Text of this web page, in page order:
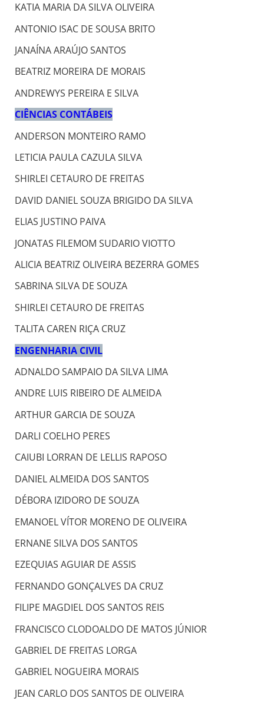
KATIA MARIA DA SILVA OLIVEIRA
ANTONIO ISAC DE SOUSA BRITO
JANAÍNA ARAÚJO SANTOS
BEATRIZ MOREIRA DE MORAIS
ANDREWYS PEREIRA E SILVA
CIÊNCIAS CONTÁBEIS
ANDERSON MONTEIRO RAMO
LETICIA PAULA CAZULA SILVA
SHIRLEI CETAURO DE FREITAS
DAVID DANIEL SOUZA BRIGIDO DA SILVA
ELIAS JUSTINO PAIVA
JONATAS FILEMOM SUDARIO VIOTTO
ALICIA BEATRIZ OLIVEIRA BEZERRA GOMES
SABRINA SILVA DE SOUZA
SHIRLEI CETAURO DE FREITAS
TALITA CAREN RIÇA CRUZ
ENGENHARIA CIVIL
ADNALDO SAMPAIO DA SILVA LIMA
ANDRE LUIS RIBEIRO DE ALMEIDA
ARTHUR GARCIA DE SOUZA
DARLI COELHO PERES
CAIUBI LORRAN DE LELLIS RAPOSO
DANIEL ALMEIDA DOS SANTOS
DÉBORA IZIDORO DE SOUZA
EMANOEL VÍTOR MORENO DE OLIVEIRA
ERNANE SILVA DOS SANTOS
EZEQUIAS AGUIAR DE ASSIS
FERNANDO GONÇALVES DA CRUZ
FILIPE MAGDIEL DOS SANTOS REIS
FRANCISCO CLODOALDO DE MATOS JÚNIOR
GABRIEL DE FREITAS LORGA
GABRIEL NOGUEIRA MORAIS
JEAN CARLO DOS SANTOS DE OLIVEIRA